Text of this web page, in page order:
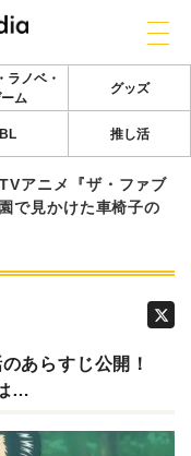
ラノベ・
ム
グッズ
BL 推し活
TVアニメ『ザ・ファブ
で見かけた車椅子の
のあらすじ公開！
…